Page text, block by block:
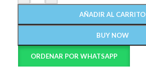
AÑADIR AL CARRITO
BUY NOW
ORDENAR POR WHATSAPP